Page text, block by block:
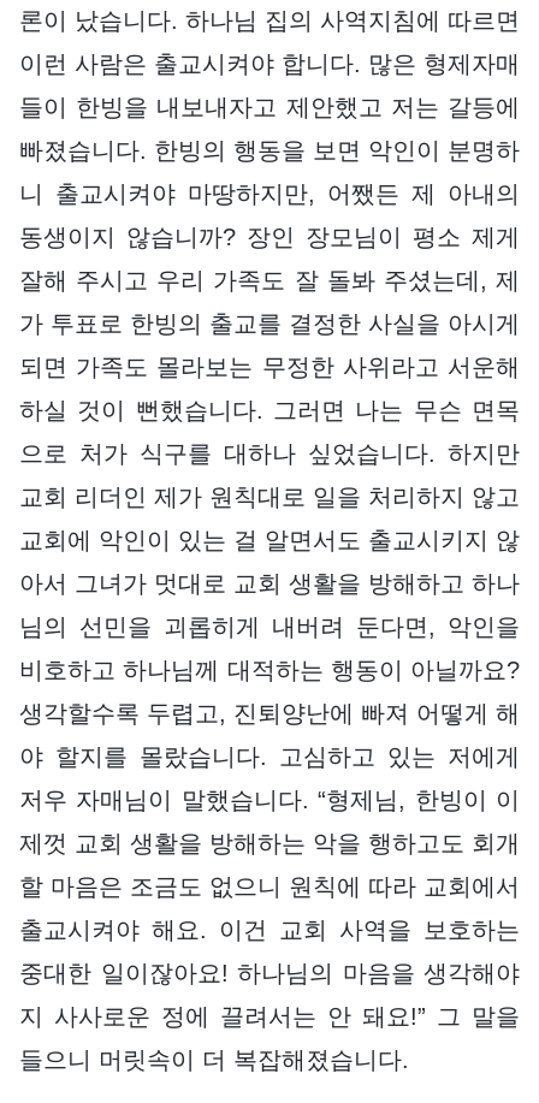
론이 났습니다. 하나님 집의 사역지침에 따르면
이런 사람은 출교시켜야 합니다. 많은 형제자매
들이 한빙을 내보내자고 제안했고 저는 갈등에
빠졌습니다. 한빙의 행동을 보면 악인이 분명하
니 출교시켜야 마땅하지만, 어쨌든 제 아내의
동생이지 않습니까? 장인 장모님이 평소 제게
잘해 주시고 우리 가족도 잘 돌봐 주셨는데, 제
가 투표로 한빙의 출교를 결정한 사실을 아시게
되면 가족도 몰라보는 무정한 사위라고 서운해
하실 것이 뻔했습니다. 그러면 나는 무슨 면목
으로 처가 식구를 대하나 싶었습니다. 하지만
교회 리더인 제가 원칙대로 일을 처리하지 않고
교회에 악인이 있는 걸 알면서도 출교시키지 않
아서 그녀가 멋대로 교회 생활을 방해하고 하나
님의 선민을 괴롭히게 내버려 둔다면, 악인을
비호하고 하나님께 대적하는 행동이 아닐까요?
생각할수록 두렵고, 진퇴양난에 빠져 어떻게 해
야 할지를 몰랐습니다. 고심하고 있는 저에게
저우 자매님이 말했습니다. “형제님, 한빙이 이
제껏 교회 생활을 방해하는 악을 행하고도 회개
할 마음은 조금도 없으니 원칙에 따라 교회에서
출교시켜야 해요. 이건 교회 사역을 보호하는
중대한 일이잖아요! 하나님의 마음을 생각해야
지 사사로운 정에 끌려서는 안 돼요!” 그 말을
들으니 머릿속이 더 복잡해졌습니다.